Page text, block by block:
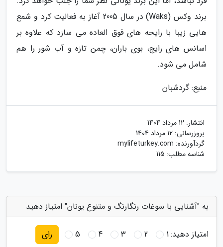
برند وکس (Waks) در سال 2005 آغاز به فعالیت کرد و شمع
هایی زیبا با رایحه های فوق العاده می سازد که علاوه بر
اسانس های رایج، بوی باران، چمن تازه و آب شور را هم
شامل می شود.
منبع: گردشبان
انتشار: 12 مرداد 1404
بروزرسانی: 12 مرداد 1404
گردآورنده: mylifeturkey.com
شناسه مطلب: 115
به "آشنایی با سوغات رنگارنگ و متنوع یونان" امتیاز دهید
امتیاز دهید:1
2
3
4
5 رای